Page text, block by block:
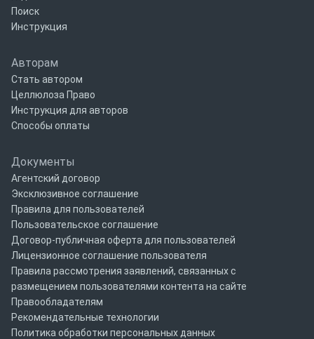
Поиск
Инструкция
Авторам
Стать автором
Целлюлоза Право
Инструкция для авторов
Способы оплаты
Документы
Агентский договор
Эксклюзивное соглашение
Правила для пользователей
Пользовательское соглашение
Договор-публичная оферта для пользователей
Лицензионное соглашение пользователя
Правила рассмотрения заявлений, связанных с
размещением пользователями контента на сайте
Правообладателям
Рекомендательные технологии
Политика обработки персональных данных